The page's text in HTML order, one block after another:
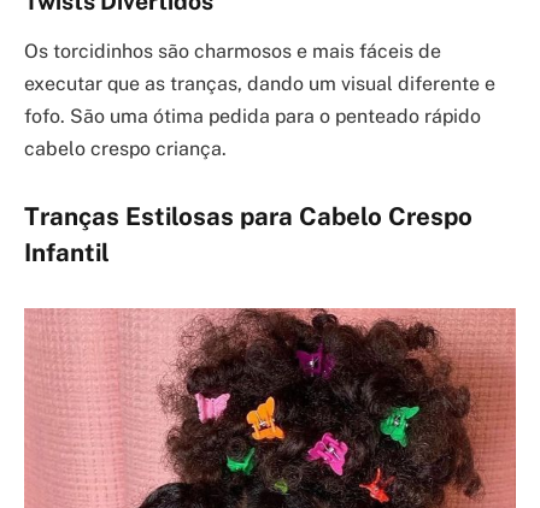
Os torcidinhos são charmosos e mais fáceis de
executar que as tranças, dando um visual diferente e
fofo. São uma ótima pedida para o penteado rápido
cabelo crespo criança.
Tranças Estilosas para Cabelo Crespo
Infantil